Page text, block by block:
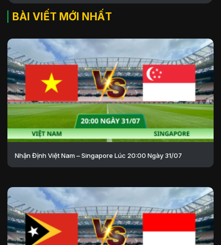
BÀI VIẾT MỚI NHẤT
Nhận Định Việt Nam – Singapore Lúc 20:00 Ngày 31/07